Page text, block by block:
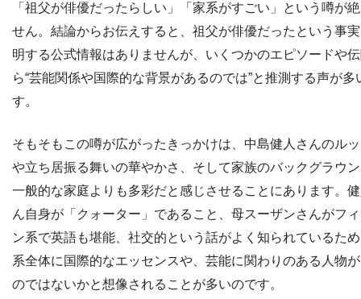
「祖父が俳優だったらしい」「家系がすごい」という噂が
せん。結論からお伝えすると、祖父が俳優だったという事
明する公式情報はありませんが、いくつかのエピソードや
ら“芸能関係や国際的な背景があるのでは”と推測する声が多
す。
そもそもこの噂が広がったきっかけは、中島健人さんのル
や立ち居振る舞いの華やかさ、そして家族のバックグラウ
一般的な家庭よりも多彩だと感じさせることにあります。
ん自身が「クォーター」であること、母スーザンさんがフ
ン系で英語も堪能、社交的という話がよく知られているた
系全体に国際的なエッセンスや、芸能に関わりのある人物
のではないかと想像されることが多いのです。